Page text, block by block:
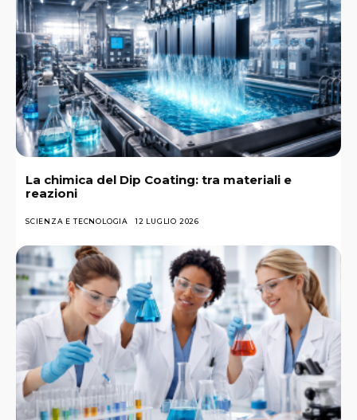
La chimica del Dip Coating: tra materiali e
reazioni
SCIENZA E TECNOLOGIA 12 LUGLIO 2026